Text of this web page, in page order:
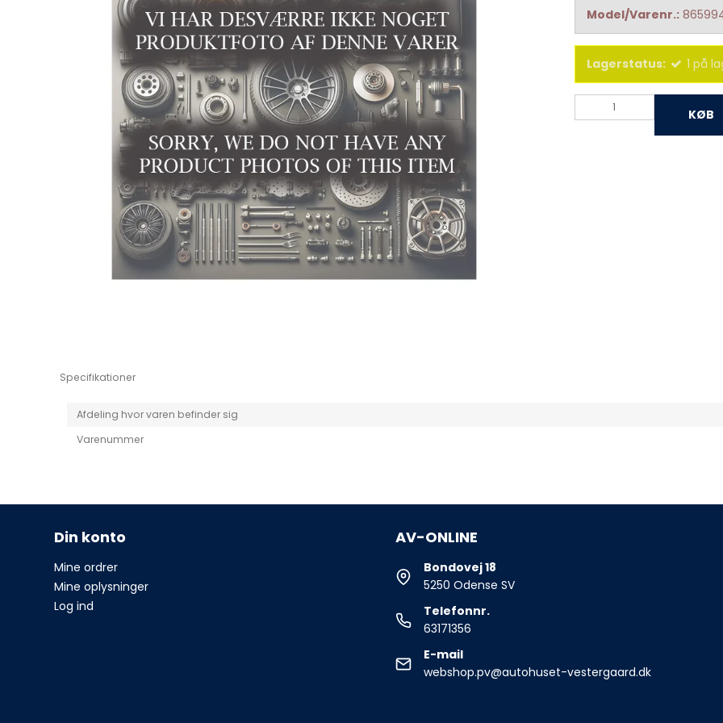
Niro EV
Picanto MY25
Model/Varenr.:
Lagerstatus: 1 på
KØB
Specifikationer
Afdeling hvor varen befinder sig
Varenummer
Din konto
Mine ordrer
Mine oplysninger
Log ind
AV-ONLINE
Bondovej 18
5250 Odense SV
Telefonnr.
63171356
E-mail
webshop.pv@autohuset-vestergaard.dk